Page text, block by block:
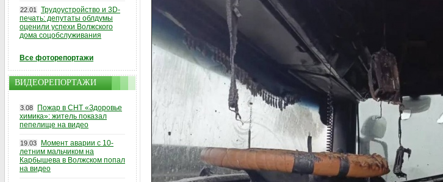
22.01
Трудоустройство и 3D-
печать: депутаты облдумы
оценили успехи Волжского
дома соцобслуживания
Все фоторепортажи
ВИДЕОРЕПОРТАЖИ
3.08
Пожар в СНТ «Здоровье
химика»: житель показал
пепелище на видео
19.03
Момент аварии с 10-
летним мальчиком на
Карбышева в Волжском попал
на видео